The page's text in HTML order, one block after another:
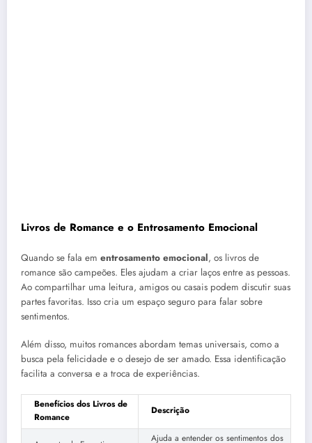
Livros de Romance e o Entrosamento Emocional
Quando se fala em entrosamento emocional, os livros de
romance são campeões. Eles ajudam a criar laços entre as pessoas.
Ao compartilhar uma leitura, amigos ou casais podem discutir suas
partes favoritas. Isso cria um espaço seguro para falar sobre
sentimentos.
Além disso, muitos romances abordam temas universais, como a
busca pela felicidade e o desejo de ser amado. Essa identificação
facilita a conversa e a troca de experiências.
Benefícios dos Livros de
Romance
Descrição
Ajuda a entender os sentimentos dos